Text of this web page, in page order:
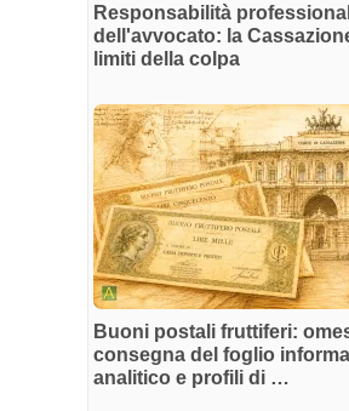
Responsabilità
dell'avvocato: la
limiti della colpa
Buoni postali fruttiferi:
consegna del foglio
analitico e profili di …